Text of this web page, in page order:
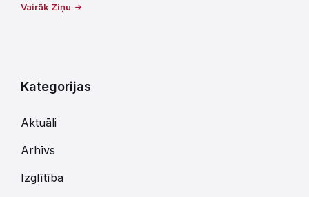
Vairāk Ziņu
Kategorijas
Aktuāli
Arhīvs
Izglītība